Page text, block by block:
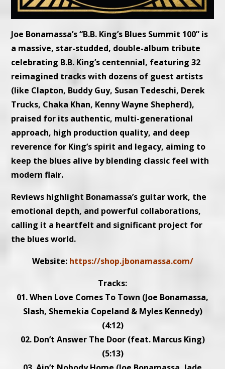
Joe Bonamassa’s “B.B. King’s Blues Summit 100” is
a massive, star-studded, double-album tribute
celebrating B.B. King’s centennial, featuring 32
reimagined tracks with dozens of guest artists
(like Clapton, Buddy Guy, Susan Tedeschi, Derek
Trucks, Chaka Khan, Kenny Wayne Shepherd),
praised for its authentic, multi-generational
approach, high production quality, and deep
reverence for King’s spirit and legacy, aiming to
keep the blues alive by blending classic feel with
modern flair.
Reviews highlight Bonamassa’s guitar work, the
emotional depth, and powerful collaborations,
calling it a heartfelt and significant project for
the blues world.
Website: https://shop.jbonamassa.com/
Tracks:
01. When Love Comes To Town (Joe Bonamassa,
Slash, Shemekia Copeland & Myles Kennedy)
(4:12)
02. Don’t Answer The Door (feat. Marcus King)
(5:13)